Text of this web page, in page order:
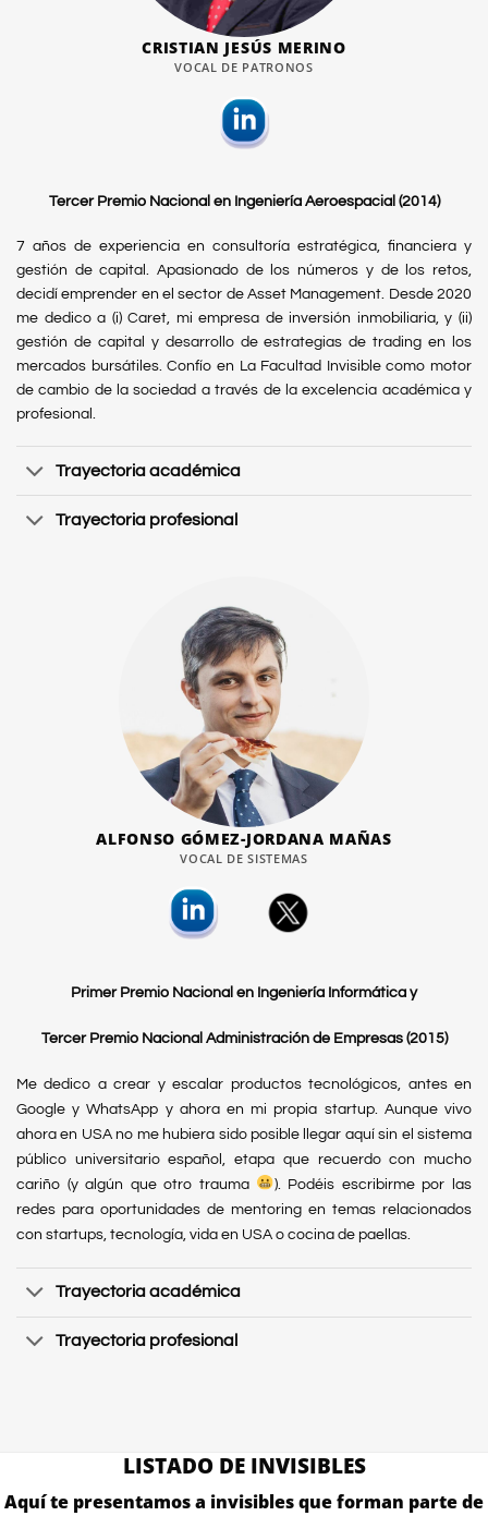
CRISTIAN JESÚS MERINO
VOCAL DE PATRONOS
Tercer Premio Nacional en Ingeniería Aeroespacial (2014)
7 años de experiencia en consultoría estratégica, financiera y
gestión de capital. Apasionado de los números y de los retos,
decidí emprender en el sector de Asset Management. Desde 2020
me dedico a (i) Caret, mi empresa de inversión inmobiliaria, y (ii)
gestión de capital y desarrollo de estrategias de trading en los
mercados bursátiles. Confío en La Facultad Invisible como motor
de cambio de la sociedad a través de la excelencia académica y
profesional.
Trayectoria académica
Trayectoria profesional
ALFONSO GÓMEZ-JORDANA MAÑAS
VOCAL DE SISTEMAS
Primer Premio Nacional en Ingeniería Informática y
Tercer Premio Nacional Administración de Empresas (2015)
Me dedico a crear y escalar productos tecnológicos, antes en
Google y WhatsApp y ahora en mi propia startup. Aunque vivo
ahora en USA no me hubiera sido posible llegar aquí sin el sistema
público universitario español, etapa que recuerdo con mucho
cariño (y algún que otro trauma
). Podéis escribirme por las
redes para oportunidades de mentoring en temas relacionados
con startups, tecnología, vida en USA o cocina de paellas.
Trayectoria académica
Trayectoria profesional
LISTADO DE INVISIBLES
Aquí te presentamos a invisibles que forman parte de